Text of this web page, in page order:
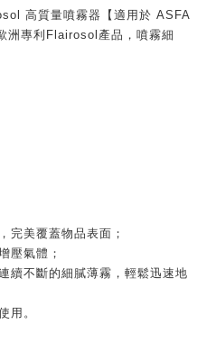
高質量噴霧器【適用於 ASFA
洲專利Flairosol產品，噴霧細
完美覆蓋物品表面；
壓氣體；
續不斷的細膩薄霧，輕鬆迅速地
用。